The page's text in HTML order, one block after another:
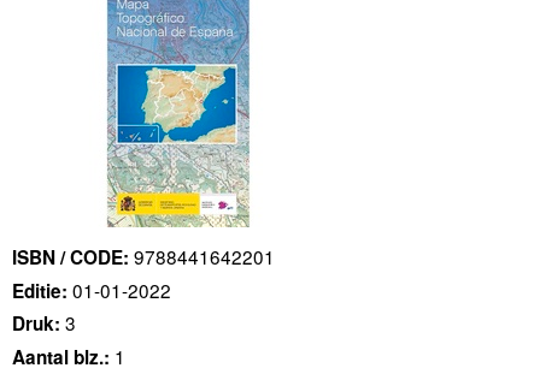
ISBN / CODE: 9788441642201
Editie: 01-01-2022
Druk: 3
Aantal blz.: 1